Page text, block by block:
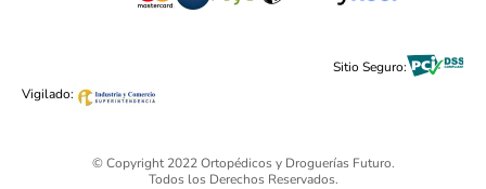
Cuidado Personal
Sitio Seguro:
Vigilado:
© Copyright 2022 Ortopédicos y Droguerías Futuro.
Todos los Derechos Reservados.